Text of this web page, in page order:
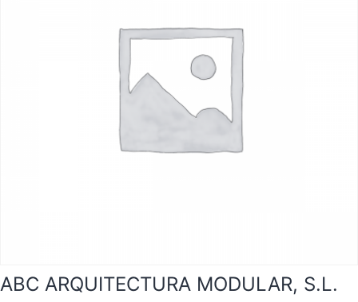
ABC ARQUITECTURA MODULAR, S.L.